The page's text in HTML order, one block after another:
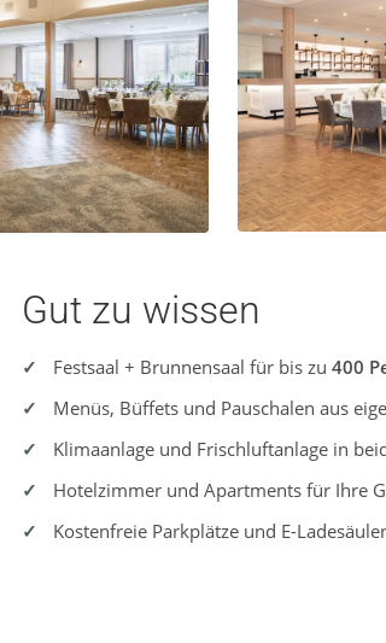
Gut zu wissen
Festsaal + Brunnensaal für bis zu 400
Menüs, Büffets und Pauschalen aus
Klimaanlage und Frischluftanlage in
Hotelzimmer und Apartments für Ihre
Kostenfreie Parkplätze und E-